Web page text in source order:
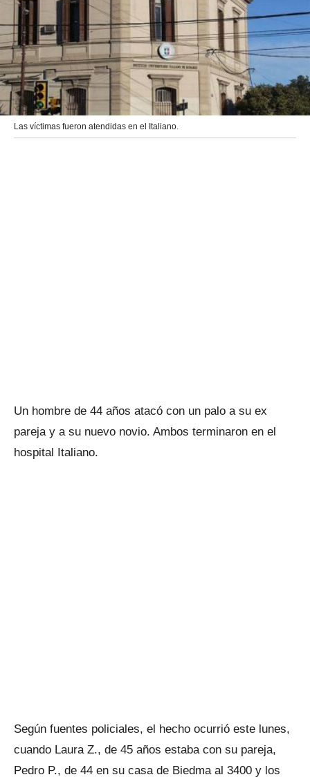
Las víctimas fueron atendidas en el Italiano.
Un hombre de 44 años atacó con un palo a su ex
pareja y a su nuevo novio. Ambos terminaron en el
hospital Italiano.
Según fuentes policiales, el hecho ocurrió este lunes,
cuando Laura Z., de 45 años estaba con su pareja,
Pedro P., de 44 en su casa de Biedma al 3400 y los